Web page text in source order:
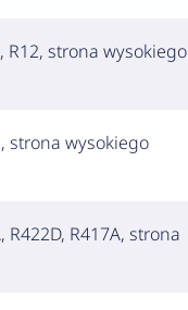
R12, strona wysokiego
strona wysokiego
R417A, strona